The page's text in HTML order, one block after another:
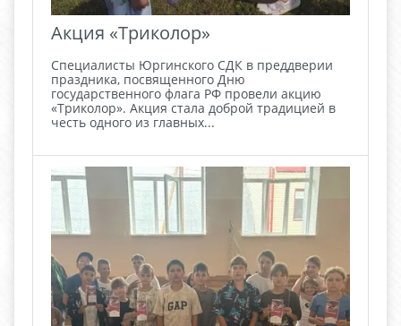
Акция «Триколор»
Специалисты Юргинского СДК в преддверии
праздника, посвященного Дню
государственного флага РФ провели акцию
«Триколор». Акция стала доброй традицией в
честь одного из главных...